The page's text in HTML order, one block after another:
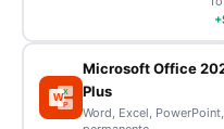
WX
P
Microsoft Office
Plus
Word, Excel,